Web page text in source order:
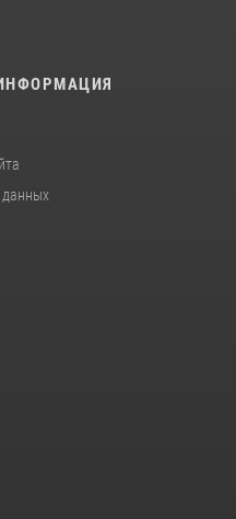
данных